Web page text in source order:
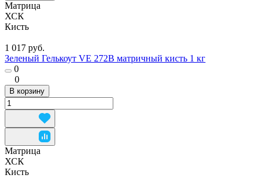
Матрица
ХСК
Кисть
1 017 руб.
Зеленый Гелькоут VE 272B матричный кисть 1 кг
0
0
В корзину
Матрица
ХСК
Кисть